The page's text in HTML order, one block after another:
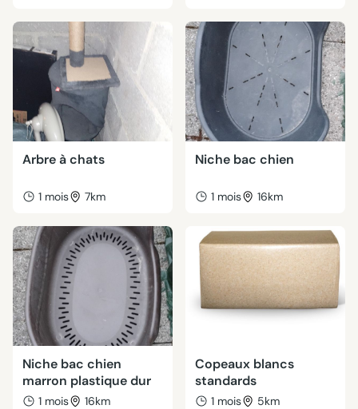
Arbre à chats
1 mois 7km
Niche bac chien
1 mois 16km
Niche bac chien
marron plastique dur
1 mois 16km
Copeaux blancs
standards
1 mois 5km